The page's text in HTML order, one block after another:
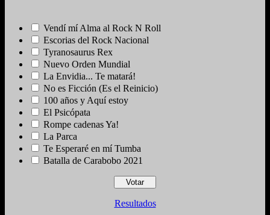
Vendí mí Alma al Rock N Roll
Escorias del Rock Nacional
Tyranosaurus Rex
Nuevo Orden Mundial
La Envidia... Te matará!
No es Ficción (Es el Reinicio)
100 años y Aquí estoy
El Psicópata
Rompe cadenas Ya!
La Parca
Te Esperaré en mí Tumba
Batalla de Carabobo 2021
Resultados